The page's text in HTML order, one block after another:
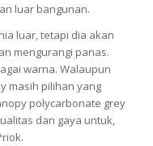
luar bangunan.
luar, tetapi dia akan
mengurangi panas.
warna. Walaupun
masih pilihan yang
polycarbonate grey
dan gaya untuk,